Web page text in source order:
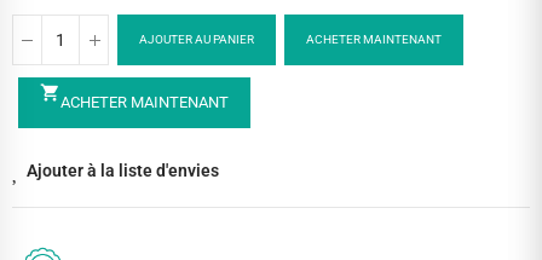
AJOUTER AU PANIER ACHETER MAINTENANT
shopping_cartACHETER MAINTENANT
Ajouter à la liste d'envies